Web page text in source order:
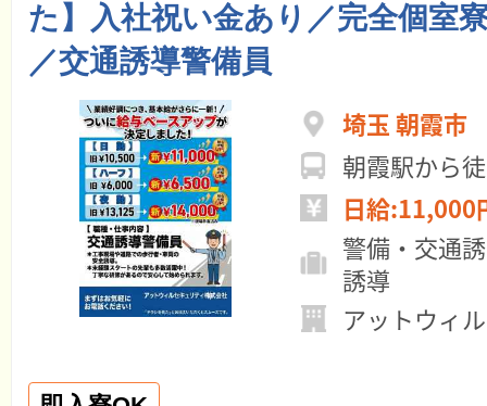
た】入社祝い金あり／完全個室
／交通誘導警備員
埼玉 朝霞市
朝霞駅から
日給:11,000
警備・交通
誘導
アットウィ